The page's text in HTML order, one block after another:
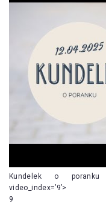
Kundelek o poranku
video_index=’9’>
9